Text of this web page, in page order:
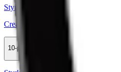
Styrka Mild · Slim
Cream Cold As Ice Cool Mint 2
10-pack